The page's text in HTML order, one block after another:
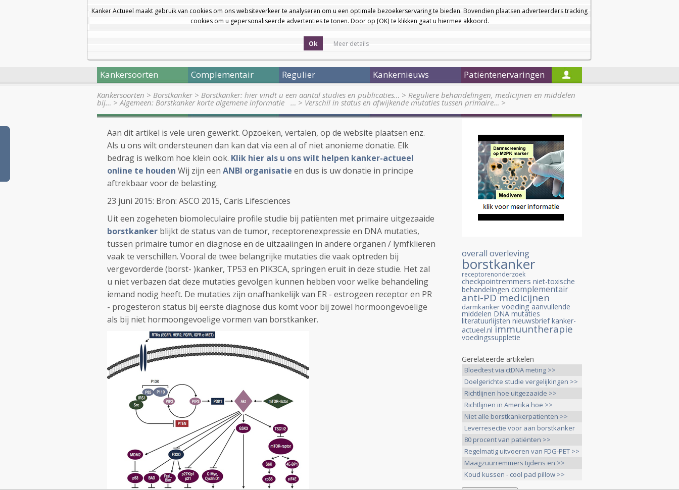
Kanker Actueel maakt gebruik van cookies om ons websiteverkeer te analyseren om u een optimale bezoekerservaring te bieden. Bovendien plaatsen adverteerders tracking
cookies om u gepersonaliseerde advertenties te tonen. Door op [OK] te klikken gaat u hiermee akkoord.
Ok Meer details
a
a
Nieuwsbrief
Startpagina
Kankersoorten Complementair Regulier Kankernieuws Patiëntenervaringen
Kankersoorten > Borstkanker> Borstkanker: hier vindt u een aantal studies en publicaties… > Reguliere behandelingen, medicijnen en middelen
bij… >Algemeen: Borstkanker korte algemene informatie … > Verschil in status en afwijkende mutaties tussen primaire… >
Aan dit artikel is vele uren gewerkt. Opzoeken, vertalen, op de website plaatsen enz.
Als u ons wilt ondersteunen dan kan dat via een al of niet anonieme donatie. Elk
bedrag is welkom hoe klein ook. Klik hier als u ons wilt helpen kanker-actueel
online te houden Wij zijn een ANBI organisatie en dus is uw donatie in principe
aftrekbaar voor de belasting.
23 juni 2015: Bron: ASCO 2015, Caris Lifesciences
Uit een zogeheten biomoleculaire profile studie bij patiënten met primaire uitgezaaide
borstkanker blijkt de status van de tumor, receptorenexpressie en DNA mutaties,
tussen primaire tumor en diagnose en de uitzaaiingen in andere organen / lymfklieren
vaak te verschillen. Vooral de twee belangrijke mutaties die vaak optreden bij
vergevorderde (borst- )kanker, TP53 en PIK3CA, springen eruit in deze studie. Het zal
u niet verbazen dat deze mutaties gevolgen kunnen hebben voor welke behandeling
iemand nodig heeft. De mutaties zijn onafhankelijk van ER - estrogeen receptor en PR
- progesteron status bij eerste diagnose dus komt voor bij zowel hormoongevoelige
als bij niet hormoongevoelige vormen van borstkanker.
overall overleving
borstkanker
receptorenonderzoek
checkpointremmers niet-toxische
behandelingen complementair
anti-PD medicijnen
darmkanker voeding aanvullende
middelen DNA mutaties
literatuurlijsten nieuwsbrief kanker-
actueel.nl immuuntherapie
voedingssuppletie
Gerelateerde artikelen
Bloedtest via ctDNA meting >>
Doelgerichte studie vergelijkingen >>
Richtlijnen hoe uitgezaaide >>
Richtlijnen in Amerika hoe >>
Niet alle borstkankerpatienten >>
Leverresectie voor aan borstkanker
>>
80 procent van patiënten >>
Regelmatig uitvoeren van FDG-PET >>
Maagzuurremmers tijdens en >>
Koud kussen - cool pad pillow >>